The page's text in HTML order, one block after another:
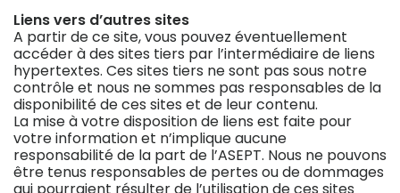
Liens vers d’autres sites
A partir de ce site, vous pouvez éventuellement
accéder à des sites tiers par l’intermédiaire de liens
hypertextes. Ces sites tiers ne sont pas sous notre
contrôle et nous ne sommes pas responsables de la
disponibilité de ces sites et de leur contenu.
La mise à votre disposition de liens est faite pour
votre information et n’implique aucune
responsabilité de la part de l’ASEPT. Nous ne pouvons
être tenus responsables de pertes ou de dommages